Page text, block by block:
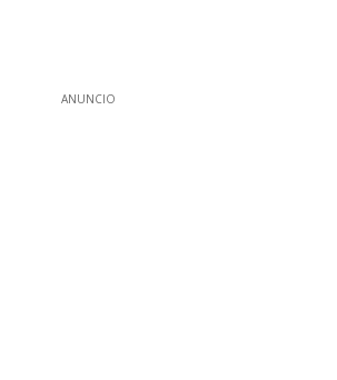
ANUNCIO